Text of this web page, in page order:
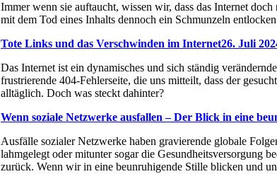
Immer wenn sie auftaucht, wissen wir, dass das Internet
mit dem Tod eines Inhalts dennoch ein Schmunzeln
Tote Links und das Verschwinden im Internet26. Juli
Das Internet ist ein dynamisches und sich ständig
frustrierende 404-Fehlerseite, die uns mitteilt, dass der
alltäglich. Doch was steckt dahinter?
Wenn soziale Netzwerke ausfallen – Der Blick in eine
Ausfälle sozialer Netzwerke haben gravierende globale
lahmgelegt oder mitunter sogar die Gesundheitsversorgung
zurück. Wenn wir in eine beunruhigende Stille blicken und